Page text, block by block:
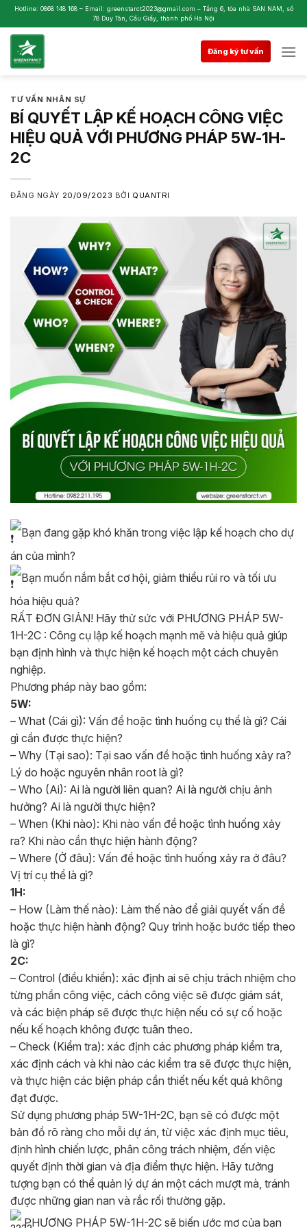
Skip
to
content
Hotline: 0868 148 168 – Email: greenstarct2023@gmail.com – Tầng 6, tòa nhà SAN NAM, số
78 Duy Tân, Cầu Giấy, thành phố Hà Nội
Đăng ký tư vấn
TƯ VẤN NHÂN SỰ
BÍ QUYẾT LẬP KẾ HOẠCH CÔNG VIỆC
HIỆU QUẢ VỚI PHƯƠNG PHÁP 5W-1H-
2C
ĐĂNG NGÀY 20/09/2023 BỞI QUANTRI
Bạn đang gặp khó khăn trong việc lập kế hoạch cho dự
án của mình?
Bạn muốn nắm bắt cơ hội, giảm thiểu rủi ro và tối ưu
hóa hiệu quả?
RẤT ĐƠN GIẢN! Hãy thử sức với PHƯƠNG PHÁP 5W-
1H-2C : Công cụ lập kế hoạch mạnh mẽ và hiệu quả giúp
bạn định hình và thực hiện kế hoạch một cách chuyên
nghiệp.
Phương pháp này bao gồm:
5W:
– What (Cái gì): Vấn đề hoặc tình huống cụ thể là gì? Cái
gì cần được thực hiện?
– Why (Tại sao): Tại sao vấn đề hoặc tình huống xảy ra?
Lý do hoặc nguyên nhân root là gì?
– Who (Ai): Ai là người liên quan? Ai là người chịu ảnh
hưởng? Ai là người thực hiện?
– When (Khi nào): Khi nào vấn đề hoặc tình huống xảy
ra? Khi nào cần thực hiện hành động?
– Where (Ở đâu): Vấn đề hoặc tình huống xảy ra ở đâu?
Vị trí cụ thể là gì?
1H:
– How (Làm thế nào): Làm thế nào để giải quyết vấn đề
hoặc thực hiện hành động? Quy trình hoặc bước tiếp theo
là gì?
2C:
– Control (điều khiển): xác định ai sẽ chịu trách nhiệm cho
từng phần công việc, cách công việc sẽ được giám sát,
và các biện pháp sẽ được thực hiện nếu có sự cố hoặc
nếu kế hoạch không được tuân theo.
– Check (Kiểm tra): xác định các phương pháp kiểm tra,
xác định cách và khi nào các kiểm tra sẽ được thực hiện,
và thực hiện các biện pháp cần thiết nếu kết quả không
đạt được.
Sử dụng phương pháp 5W-1H-2C, bạn sẽ có được một
bản đồ rõ ràng cho mỗi dự án, từ việc xác định mục tiêu,
định hình chiến lược, phân công trách nhiệm, đến việc
quyết định thời gian và địa điểm thực hiện. Hãy tưởng
tượng bạn có thể quản lý dự án một cách mượt mà, tránh
được những gian nan và rắc rối thường gặp.
PHƯƠNG PHÁP 5W-1H-2C sẽ biến ước mơ của bạn